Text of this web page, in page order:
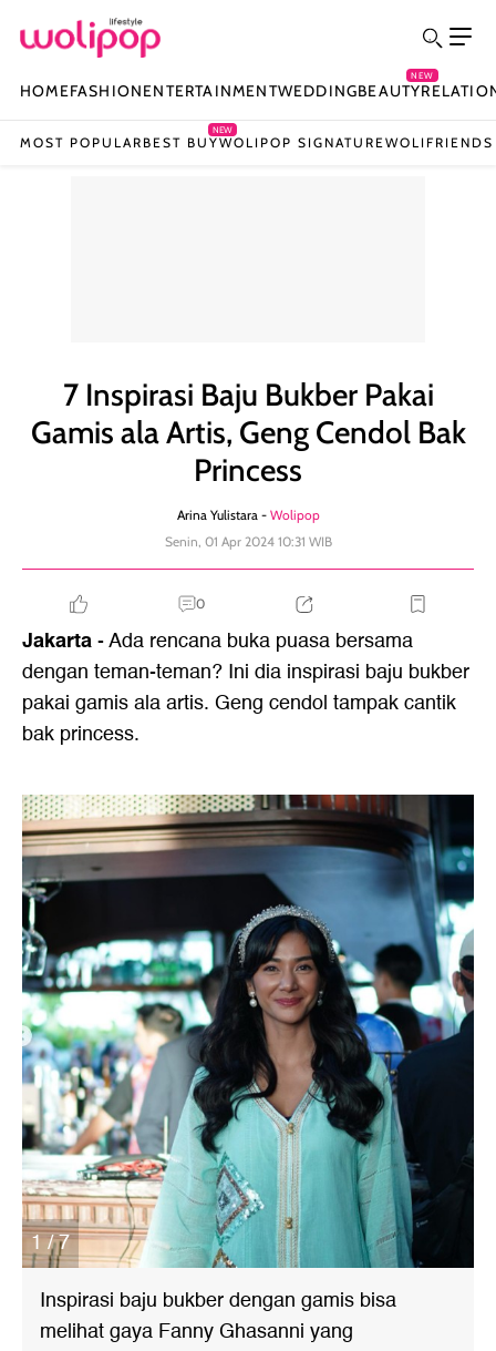
HOMEFASHIONENTERTAINMENTWEDDINGBEAUTY
NEW
MOST POPULAR BEST BUY
NEW
WOLIPOP SIGNATUREWOLIFRIENDS
7 Inspirasi Baju Bukber Pakai
Gamis ala Artis, Geng Cendol Bak
Princess
Arina Yulistara - Wolipop
Senin, 01 Apr 2024 10:31 WIB
0
Jakarta- Ada rencana buka puasa bersama
dengan teman-teman? Ini dia inspirasi baju bukber
pakai gamis ala artis. Geng cendol tampak cantik
bak princess.
1 / 7
Inspirasi baju bukber dengan gamis bisa
melihat gaya Fanny Ghasanni yang